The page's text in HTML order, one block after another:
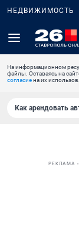
НЕДВИЖИМОСТЬ
На информационном
файлы. Оставаясь на
согласиена их
Как арендовать
РЕКЛАМА •